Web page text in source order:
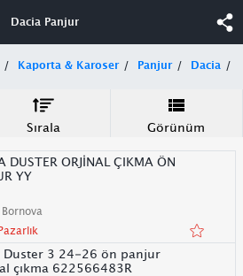
Dacia Panjur
Kaporta & Karoser Panjur Dacia
Sırala Görünüm
DUSTER ORJİNAL ÇIKMA ÖN
YY
Duster 3 24-26 ön panjur
çıkma 622566483R